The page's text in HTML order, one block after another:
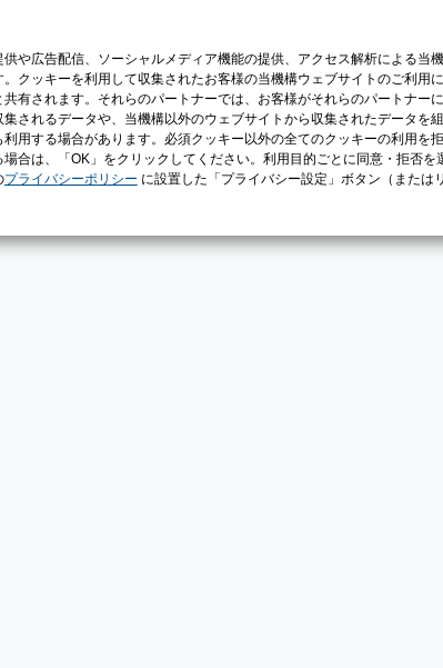
や広告配信、ソーシャルメディア機能の提供、アクセス解析による当
クッキーを利用して収集されたお客様の当機構ウェブサイトのご利用
有されます。それらのパートナーでは、お客様がそれらのパートナー
されるデータや、当機構以外のウェブサイトから収集されたデータを
用する場合があります。必須クッキー以外の全てのクッキーの利用を
合は、「OK」をクリックしてください。利用目的ごとに同意・拒否を
プライバシーポリシー に設置した「プライバシー設定」ボタン（または